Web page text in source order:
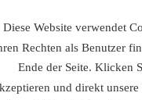
Lavendel-Hydrolat wird
Inhalieren, auch zur
Diese Website verwendet
Rechten als Benutzer
Ende der Seite. Klicken
und direkt